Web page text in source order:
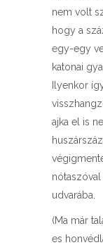
nem volt
hogy a
egy-egy
katonai
Ilyenkor
ajka el is
udvarába.
(Ma már
es